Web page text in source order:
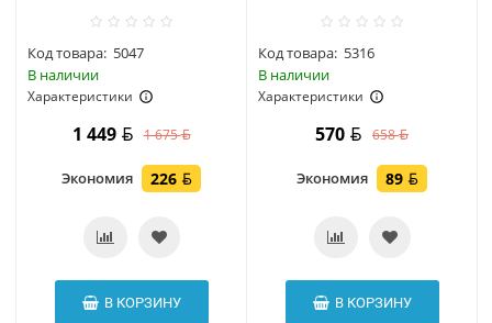
Код товара: 5047
В наличии
Характеристики
1 449 1 675
Экономия 226
В КОРЗИНУ
Код товара: 5316
В наличии
Характеристики
570 658
Экономия 89
В КОРЗИНУ